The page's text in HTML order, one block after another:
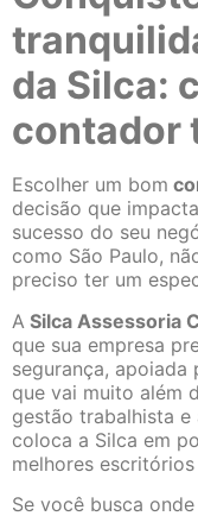
da Silca:
contador
Escolher um bom
decisão que
sucesso do seu
como São Paulo,
preciso ter um
A Silca Assessoria
que sua empresa
segurança,
que vai muito além
gestão trabalhista
coloca a Silca em
melhores
Se você busca